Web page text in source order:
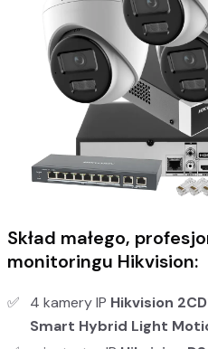
Skład małego,
monitoringu Hikvision:
4 kamery IP Hikvision
Smart Hybrid Light